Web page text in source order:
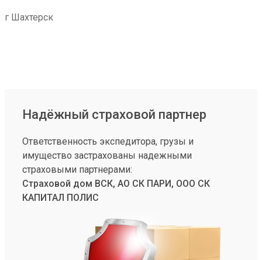
г Шахтерск
Надёжный страховой партнер
Ответственность экспедитора, грузы и
имущество застрахованы надежными
страховыми партнерами:
Страховой дом ВСК, АО СК ПАРИ, ООО СК
КАПИТАЛ ПОЛИС